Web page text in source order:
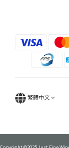
繁體中文